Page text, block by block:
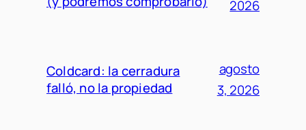
2026
Coldcard: la cerradura
falló, no la propiedad
agosto
3, 2026